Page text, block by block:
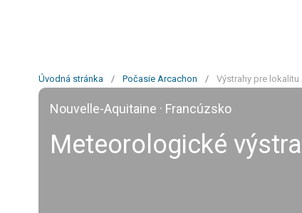
Úvodná stránka / Počasie Arcachon / Výstrahy pre lokalitu
Nouvelle-Aquitaine · Francúzsko
Meteorologické